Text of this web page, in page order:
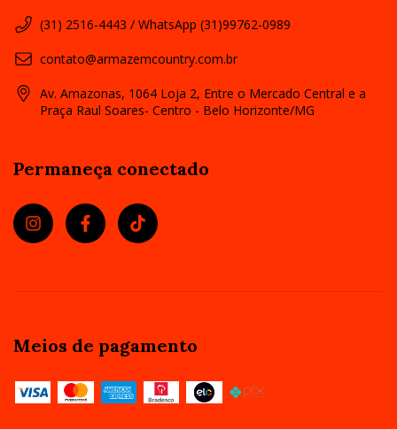
(31) 2516-4443 / WhatsApp (31)99762-0989
contato@armazemcountry.com.br
Av. Amazonas, 1064 Loja 2, Entre o Mercado Central e a
Praça Raul Soares- Centro - Belo Horizonte/MG
Permaneça conectado
Meios de pagamento